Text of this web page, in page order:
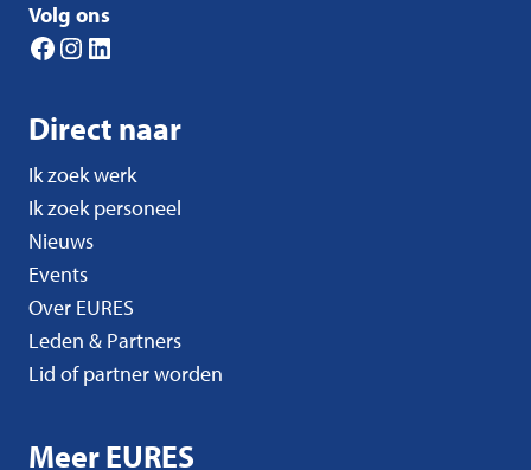
Volg ons
Facebook
Instagram
LinkedIn
Direct naar
Ik zoek werk
Ik zoek personeel
Nieuws
Events
Over EURES
Leden & Partners
Lid of partner worden
Meer EURES